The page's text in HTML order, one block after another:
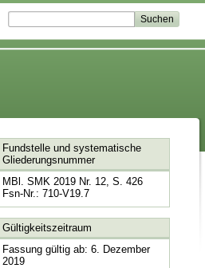
Fundstelle und systematische
Gliederungsnummer
MBl. SMK 2019 Nr. 12, S. 426
Fsn-Nr.: 710-V19.7
Gültigkeitszeitraum
Fassung gültig ab: 6. Dezember
2019